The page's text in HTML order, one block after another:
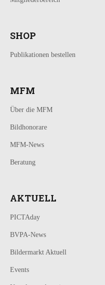
SHOP
Publikationen bestellen
MFM
Über die MFM
Bildhonorare
MFM-News
Beratung
AKTUELL
PICTAday
BVPA-News
Bildermarkt Aktuell
Events